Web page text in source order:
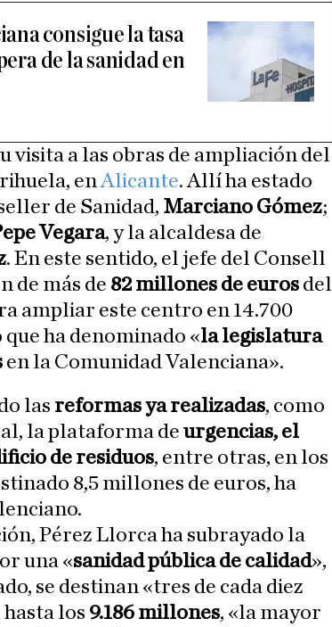
consigue la tasa
de la sanidad en
visita a las obras de ampliación del
enAlicante. Allí ha estado
de Sanidad, Marciano Gómez;
Vegara, y la alcaldesa de
. En este sentido, el jefe del Consell
de más de 82 millones de euros del
ampliar este centro en 14.700
ha denominado «la legislatura
en la Comunidad Valenciana».
las reformas ya realizadas, como
la plataforma de urgencias, el
de residuos, entre otras, en los
8,5 millones de euros, ha
Pérez Llorca ha subrayado la
una «sanidad pública de calidad»,
se destinan «tres de cada diez
los 9.186 millones, «la mayor